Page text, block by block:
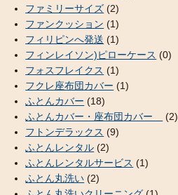
ファミリーサイズ (2)
ファンクッション (1)
フィリピンへ発送 (1)
フィンレイソン)ピローケース (0)
フォスフレイクス (1)
フクレ座布団カバー (1)
ふとんカバー (18)
ふとんカバー・座布団カバー
(2)
フトンデラックス (9)
ふとんレンタル (2)
ふとんレンタルサービス (1)
ふとん丸洗い (2)